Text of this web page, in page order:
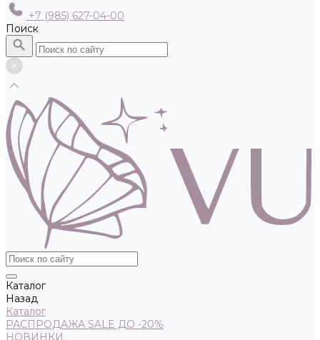
+7 (985) 627-04-00
Поиск
Каталог
Назад
Каталог
РАСПРОДАЖА SALE ДО -20%
НОВИНКИ